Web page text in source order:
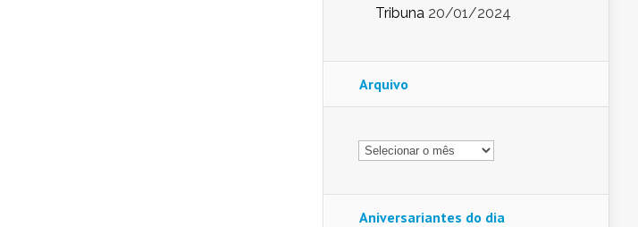
Tribuna 20/01/2024
Arquivo
Arquivo
Aniversariantes do dia